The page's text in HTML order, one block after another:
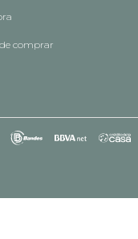
comprar